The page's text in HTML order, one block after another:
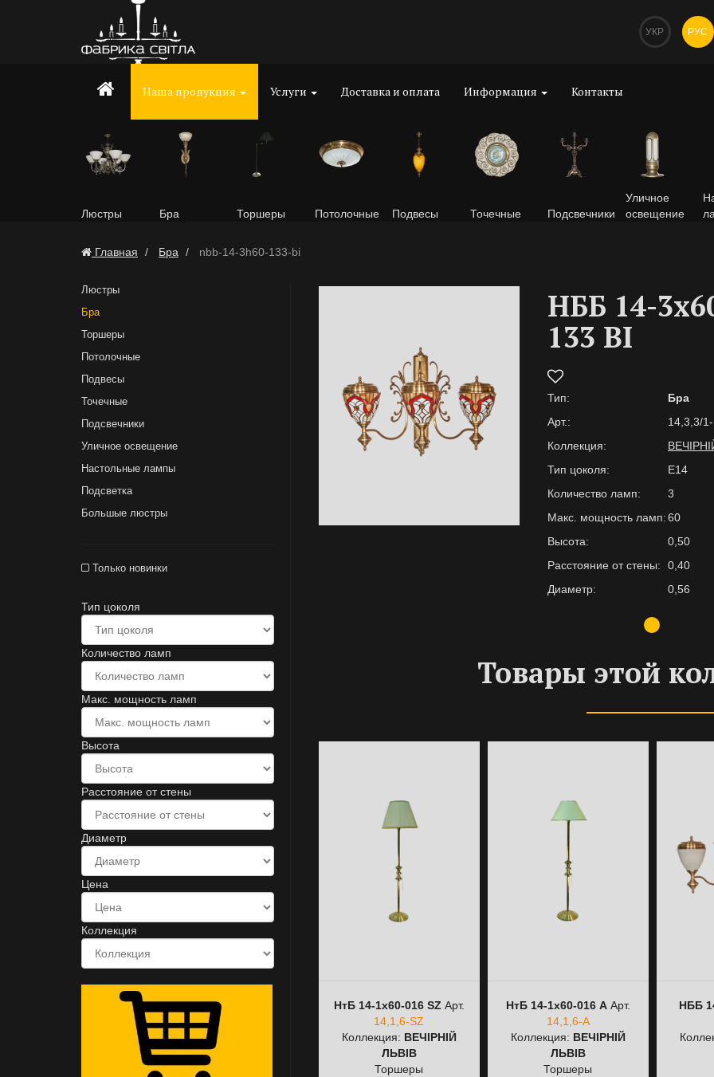
УКР РУС
Наша продукция Услуги Доставка и оплата Информация Контакты
Люстры Бра Торшеры Потолочные Подвесы Точечные Подсвечники
Уличное
освещение
Главная Бра nbb-14-3h60-133-bi
Люстры
Бра
Торшеры
Потолочные
Подвесы
Точечные
Подсвечники
Уличное освещение
Настольные лампы
Подсветка
Большые люстры
Только новинки
Тип цоколя
Количество ламп
Макс. мощность ламп
Высота
Расстояние от стены
Диаметр
Цена
Коллекция
НББ 14-
133 BI
Тип:
Бра
Арт.:
14,3,3/
Коллекция:
Тип цоколя:
E14
Количество ламп:
3
Макс. мощность ламп:60
Высота:
0,50
Расстояние от стены:
0,40
Диаметр:
0,56
Товары этой
НтБ 14-1х60-016 SZ Арт.
14,1,6-SZ
Коллекция: ВЕЧІРНІЙ
ЛЬВІВ
Торшеры
НтБ 14-1х60-016 ААрт.
14,1,6-А
Коллекция: ВЕЧІРНІЙ
ЛЬВІВ
Торшеры
НББ